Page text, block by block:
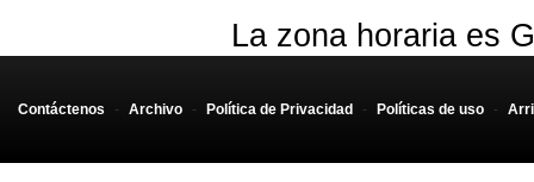
La zona horaria es
Contáctenos - Archivo - Política de Privacidad - Políticas de uso -